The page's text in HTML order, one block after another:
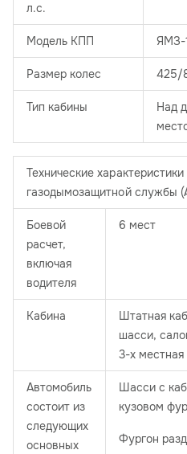
л.с.
Модель КПП ЯМЗ-
Размер колес 425/
Тип кабины
Над
Технические
газодымозащитной службы
Боевой
расчет,
включая
водителя
6 мест
Кабина
Штатная
шасси,
3-х
Автомобиль
состоит из
следующих
основных
Шасси с
кузовом
Фургон